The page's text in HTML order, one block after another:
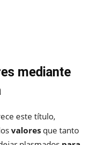
mediante
este título,
valores que tanto